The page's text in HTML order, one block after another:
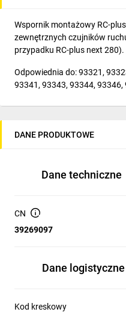
Wspornik montażowy RC-
zewnętrznych czujników
przypadku RC-plus next 280).
Odpowiednia do: 93321,
93341, 93343, 93344, 93346,
DANE PRODUKTOWE
Dane techniczne
CN
39269097
Dane logistyczne
Kod kreskowy